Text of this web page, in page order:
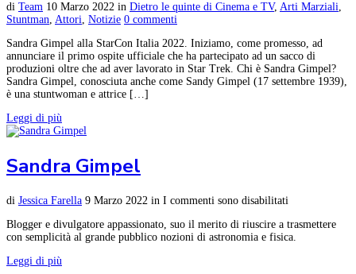
di Team 10 Marzo 2022 in Dietro le quinte di Cinema e TV, Arti Marziali,
Stuntman, Attori, Notizie 0 commenti
Sandra Gimpel alla StarCon Italia 2022. Iniziamo, come promesso, ad
annunciare il primo ospite ufficiale che ha partecipato ad un sacco di
produzioni oltre che ad aver lavorato in Star Trek. Chi è Sandra Gimpel?
Sandra Gimpel, conosciuta anche come Sandy Gimpel (17 settembre 1939),
è una stuntwoman e attrice […]
Leggi di più
Sandra Gimpel
di Jessica Farella 9 Marzo 2022 in I commenti sono disabilitati
Blogger e divulgatore appassionato, suo il merito di riuscire a trasmettere
con semplicità al grande pubblico nozioni di astronomia e fisica.
Leggi di più